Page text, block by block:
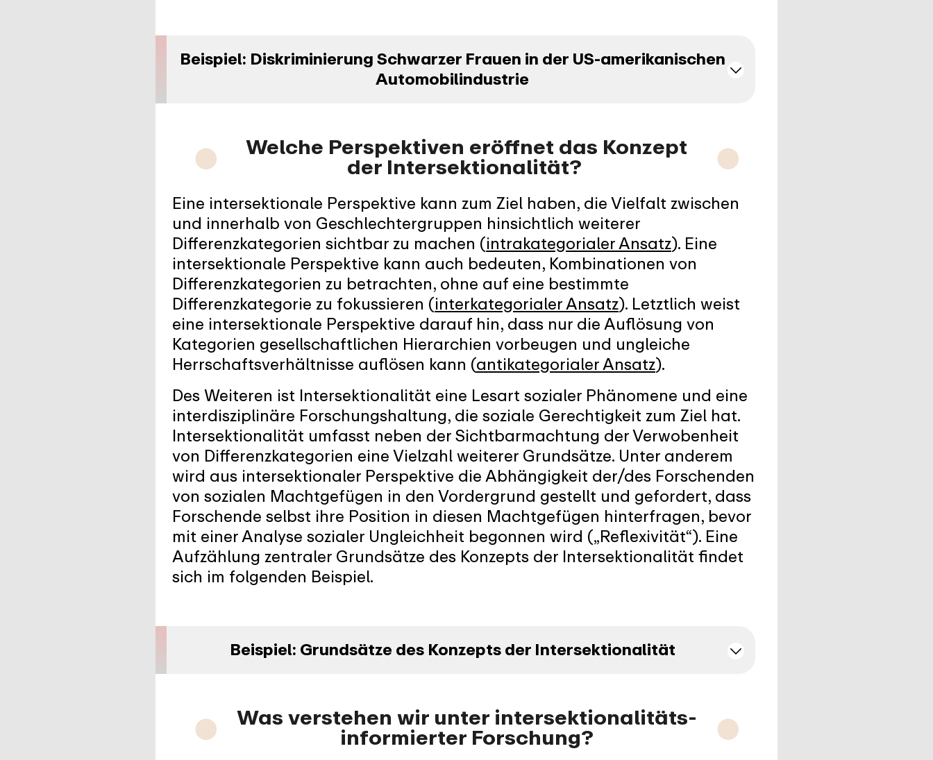
Beispiel: Diskriminierung Schwarzer Frauen in der US-amerikanischen
Automobilindustrie
⬤ Welche Perspektiven eröffnet das Konzept
der Intersektionalität? ⬤
Eine intersektionale Perspektive kann zum Ziel haben, die Vielfalt zwischen
und innerhalb von Geschlechtergruppen hinsichtlich weiterer
Differenzkategorien sichtbar zu machen (intrakategorialer Ansatz). Eine
intersektionale Perspektive kann auch bedeuten, Kombinationen von
Differenzkategorien zu betrachten, ohne auf eine bestimmte
Differenzkategorie zu fokussieren (interkategorialer Ansatz). Letztlich weist
eine intersektionale Perspektive darauf hin, dass nur die Auflösung von
Kategorien gesellschaftlichen Hierarchien vorbeugen und ungleiche
Herrschaftsverhältnisse auflösen kann (antikategorialer Ansatz).
Des Weiteren ist Intersektionalität eine Lesart sozialer Phänomene und eine
interdisziplinäre Forschungshaltung, die soziale Gerechtigkeit zum Ziel hat.
Intersektionalität umfasst neben der Sichtbarmachtung der Verwobenheit
von Differenzkategorien eine Vielzahl weiterer Grundsätze. Unter anderem
wird aus intersektionaler Perspektive die Abhängigkeit der/des Forschenden
von sozialen Machtgefügen in den Vordergrund gestellt und gefordert, dass
Forschende selbst ihre Position in diesen Machtgefügen hinterfragen, bevor
mit einer Analyse sozialer Ungleichheit begonnen wird („Reflexivität“). Eine
Aufzählung zentraler Grundsätze des Konzepts der Intersektionalität findet
sich im folgenden Beispiel.
Beispiel: Grundsätze des Konzepts der Intersektionalität
⬤ Was verstehen wir unter intersektionalitäts-
informierter Forschung? ⬤